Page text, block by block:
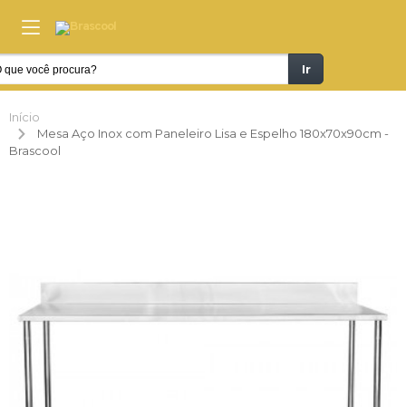
Ir
Início
Mesa Aço Inox com Paneleiro Lisa e Espelho 180x70x90cm -
Brascool